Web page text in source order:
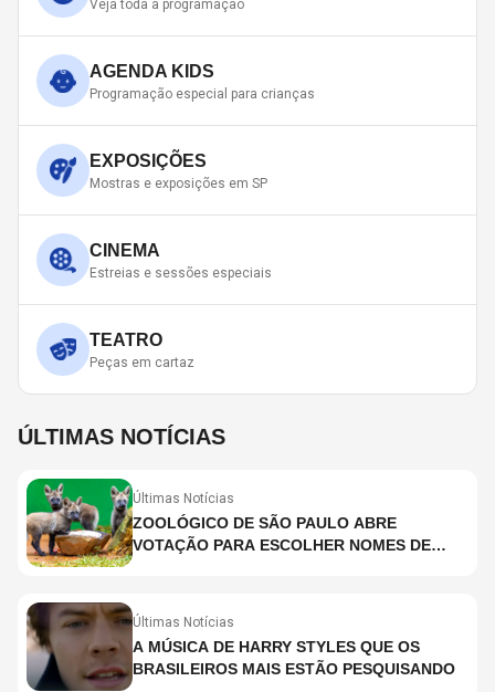
Veja toda a programação
AGENDA KIDS
Programação especial para crianças
EXPOSIÇÕES
Mostras e exposições em SP
CINEMA
Estreias e sessões especiais
TEATRO
Peças em cartaz
ÚLTIMAS NOTÍCIAS
Últimas Notícias
ZOOLÓGICO DE SÃO PAULO ABRE
VOTAÇÃO PARA ESCOLHER NOMES DE
Últimas Notícias
A MÚSICA DE HARRY STYLES QUE OS
BRASILEIROS MAIS ESTÃO PESQUISANDO